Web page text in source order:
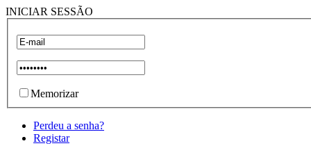
INICIAR SESSÃO
Memorizar
Perdeu a senha?
Registar